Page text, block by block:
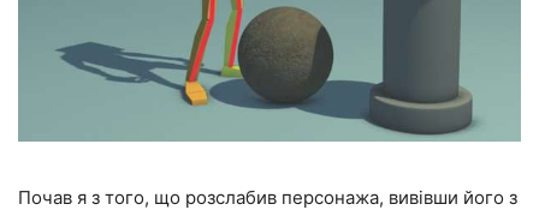
Почав я з того, що розслабив персонажа, вивівши його з